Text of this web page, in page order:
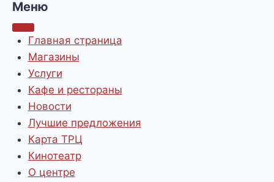
Меню
Главная страница
Магазины
Услуги
Кафе и рестораны
Новости
Лучшие предложения
Карта ТРЦ
Кинотеатр
О центре